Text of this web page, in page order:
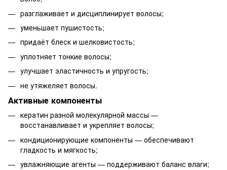
разглаживает и дисциплинирует волосы;
уменьшает пушистость;
придаёт блеск и шелковистость;
уплотняет тонкие волосы;
улучшает эластичность и упругость;
не утяжеляет волосы.
Активные компоненты
кератин разной молекулярной массы —
восстанавливает и укрепляет волосы;
кондиционирующие компоненты — обеспечивают
гладкость и мягкость;
увлажняющие агенты — поддерживают баланс влаги;